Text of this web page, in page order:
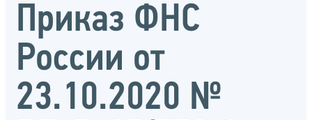
Приказ ФНС
России от
23.10.2020 №